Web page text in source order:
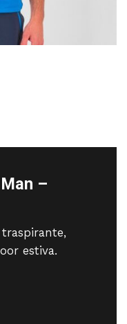
–
estiva.